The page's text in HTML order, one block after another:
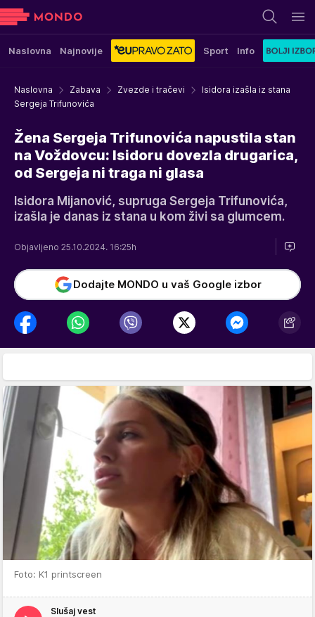
Naslovna Najnovije Sport Info
Naslovna Zabava Zvezde i tračevi
Isidora izašla iz stana
Sergeja Trifunovića
Žena Sergeja Trifunovića napustila stan
na Voždovcu: Isidoru dovezla drugarica,
od Sergeja ni traga ni glasa
Isidora Mijanović, supruga Sergeja Trifunovića,
izašla je danas iz stana u kom živi sa glumcem.
Objavljeno 25.10.2024. 16:25h
Dodajte MONDO u vaš Google izbor
Foto: K1 printscreen
Slušaj vest